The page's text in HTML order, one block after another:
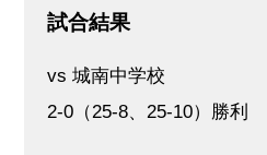
試合結果
vs 城南中学校
2-0（25-8、25-10）勝利